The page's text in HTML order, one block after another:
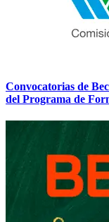
Convocatorias de
del Programa de